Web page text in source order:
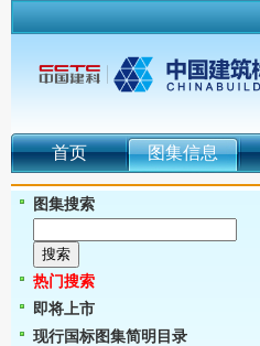
首页 图集信息
图集搜索
热门搜索
即将上市
现行国标图集简明目录